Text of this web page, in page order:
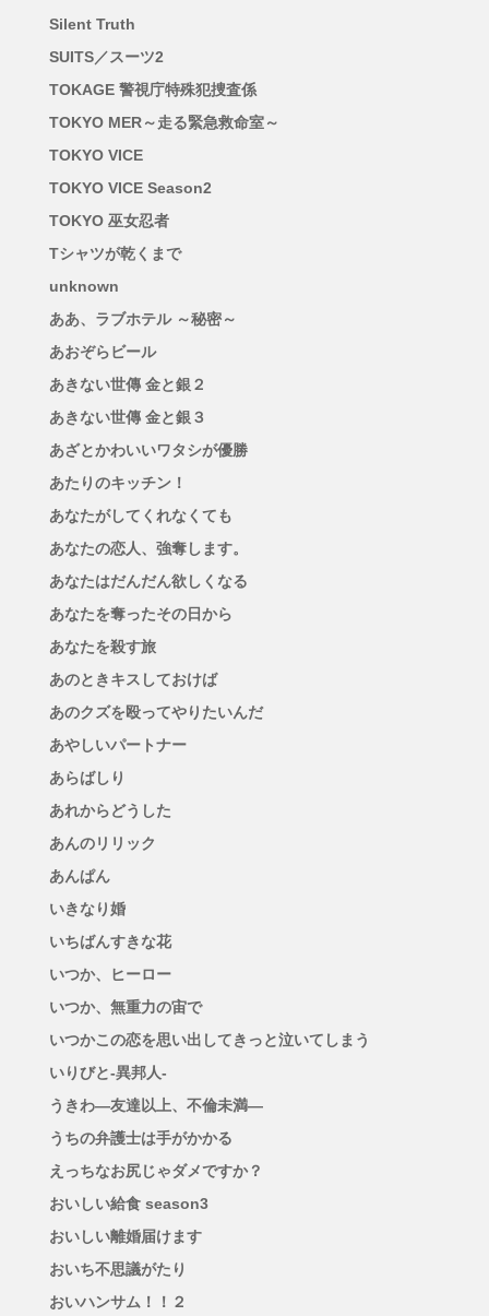
Silent Truth
SUITS／スーツ2
TOKAGE 警視庁特殊犯捜査係
TOKYO MER～走る緊急救命室～
TOKYO VICE
TOKYO VICE Season2
TOKYO 巫女忍者
Tシャツが乾くまで
unknown
ああ、ラブホテル ～秘密～
あおぞらビール
あきない世傳 金と銀２
あきない世傳 金と銀３
あざとかわいいワタシが優勝
あたりのキッチン！
あなたがしてくれなくても
あなたの恋人、強奪します。
あなたはだんだん欲しくなる
あなたを奪ったその日から
あなたを殺す旅
あのときキスしておけば
あのクズを殴ってやりたいんだ
あやしいパートナー
あらばしり
あれからどうした
あんのリリック
あんぱん
いきなり婚
いちばんすきな花
いつか、ヒーロー
いつか、無重力の宙で
いつかこの恋を思い出してきっと泣いてしまう
いりびと-異邦人-
うきわ―友達以上、不倫未満―
うちの弁護士は手がかかる
えっちなお尻じゃダメですか？
おいしい給食 season3
おいしい離婚届けます
おいち不思議がたり
おいハンサム！！２